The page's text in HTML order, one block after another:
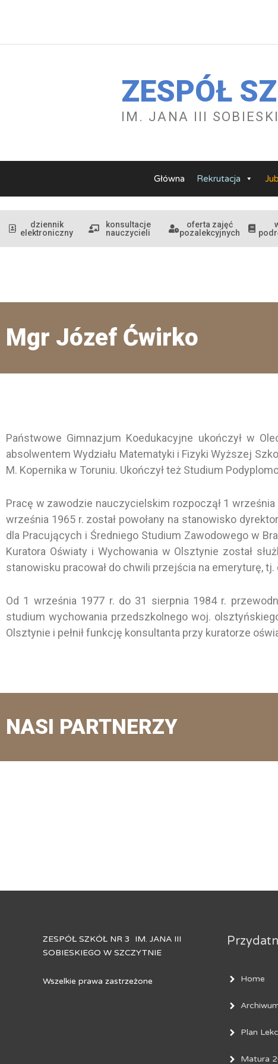
ZESPÓŁ
IM. JANA III
Główna Rekrutacja
dziennik
elektroniczny
konsultacje
nauczycieli
oferta zajęć
pozalekcyjnych
Mgr Józef Ćwirko
Państwowe Gimnazjum Koedukacyjne ukończył w
absolwentem Wydziału Matematyki i Fizyki Wyższej
M. Kopernika w Toruniu. Ukończył też Studium
Pracę w zawodzie nauczycielskim rozpoczął 1
września 1965 r. został powołany na stanowisko
dla Pracujących i Średniego Studium Zawodowego w
Kuratora Oświaty i Wychowania w Olsztynie został
stanowisku pracował do chwili przejścia na emeryturę, tj.
Od 1 września 1977 r. do 31 sierpnia 1984 r.
studium wychowania przedszkolnego woj.
Olsztynie i pełnił funkcję konsultanta przy kuratorze
NASI PARTNERZY
ZESPÓŁ SZKÓŁ NR 3 IM. JANA III
SOBIESKIEGO W SZCZYTNIE
Wszelkie prawa zastrzeżone Home
Plan
Matura